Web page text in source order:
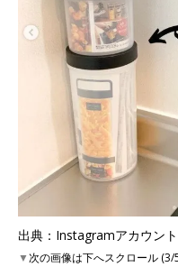
出典：Instagramアカウン
▼次の画像は下へスクロール (3/